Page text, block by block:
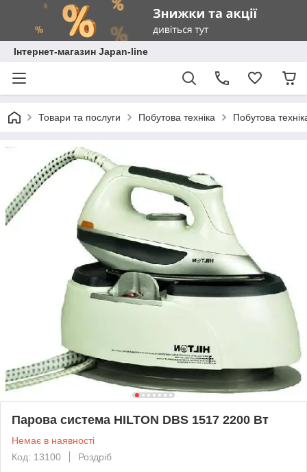
Інтернет-магазин Japan-line
Товари та послуги Побутова техніка Побутова
Парова система HILTON DBS 1517 2200 Вт
Немає в наявності
Код: 13100
Роздріб